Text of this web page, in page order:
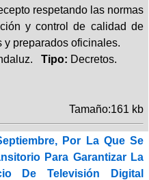
respetando las normas
y control de calidad de
y preparados oficinales.
Tipo: Decretos.
Tamaño:161 kb
Por La Que Se
Para Garantizar La
De Televisión Digital